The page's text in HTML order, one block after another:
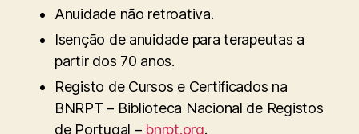
Anuidade não retroativa.
Isenção de anuidade para terapeutas a
partir dos 70 anos.
Registo de Cursos e Certificados na
BNRPT – Biblioteca Nacional de Registos
de Portugal – bnrpt.org.